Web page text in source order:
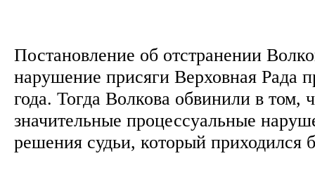
Постановление об отстранении
нарушение присяги Верховная Рада
года. Тогда Волкова обвинили в том,
значительные процессуальные
решения судьи, который приходился